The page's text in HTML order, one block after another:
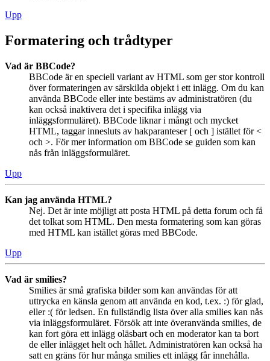
Upp
Formatering och trådtyper
Vad är BBCode?
BBCode är en speciell variant av HTML som ger stor kontroll
över formateringen av särskilda objekt i ett inlägg. Om du kan
använda BBCode eller inte bestäms av administratören (du
kan också inaktivera det i specifika inlägg via
inläggsformuläret). BBCode liknar i mångt och mycket
HTML, taggar innesluts av hakparanteser [ och ] istället för <
och >. För mer information om BBCode se guiden som kan
nås från inläggsformuläret.
Upp
Kan jag använda HTML?
Nej. Det är inte möjligt att posta HTML på detta forum och få
det tolkat som HTML. Den mesta formatering som kan göras
med HTML kan istället göras med BBCode.
Upp
Vad är smilies?
Smilies är små grafiska bilder som kan användas för att
uttrycka en känsla genom att använda en kod, t.ex. :) för glad,
eller :( för ledsen. En fullständig lista över alla smilies kan nås
via inläggsformuläret. Försök att inte överanvända smilies, de
kan fort göra ett inlägg oläsbart och en moderator kan ta bort
de eller inlägget helt och hållet. Administratören kan också ha
satt en gräns för hur många smilies ett inlägg får innehålla.